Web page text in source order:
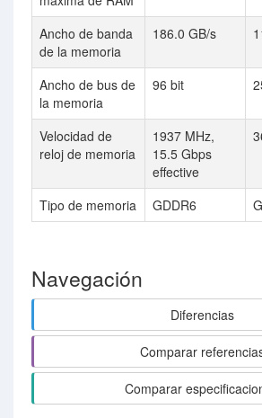
Ancho de banda
de la memoria
186.0 GB/s
Ancho de bus de
la memoria
96 bit
Velocidad de
reloj de memoria
1937 MHz,
15.5 Gbps
effective
Tipo de memoria GDDR6
Navegación
Diferencias
Comparar
Comparar